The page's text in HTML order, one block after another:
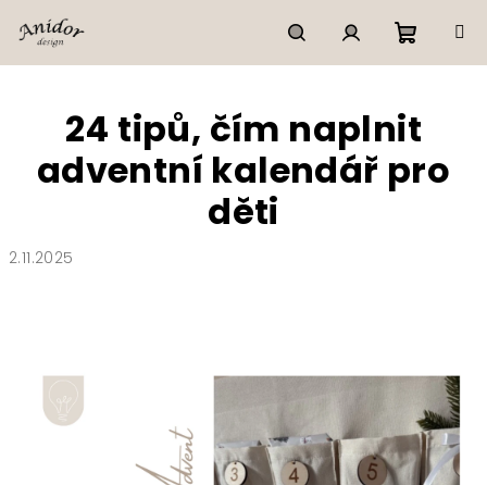
na
HledatPřihlášení
košík
24 tipů, čím naplnit
adventní kalendář pro
děti
2.11.2025